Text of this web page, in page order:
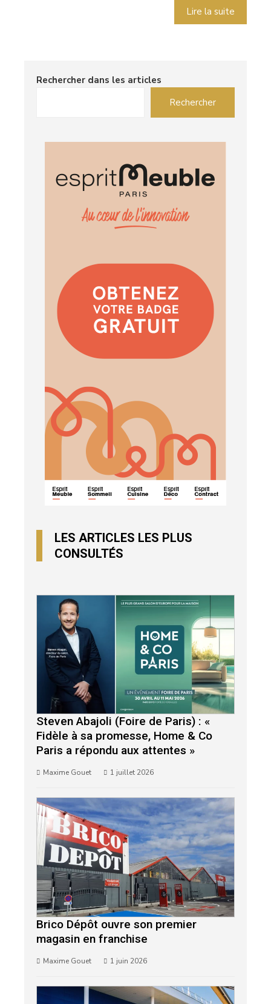
Lire la suite
Rechercher dans les articles
Rechercher
LES ARTICLES LES PLUS
CONSULTÉS
Steven Abajoli (Foire de Paris) : «
Fidèle à sa promesse, Home & Co
Paris a répondu aux attentes »
Maxime Gouet 1 juillet 2026
Brico Dépôt ouvre son premier
magasin en franchise
Maxime Gouet 1 juin 2026